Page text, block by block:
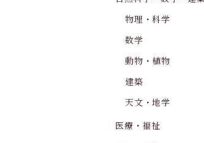
物理・科学
数学
動物・植物
建築
天文・地学
医療・福祉